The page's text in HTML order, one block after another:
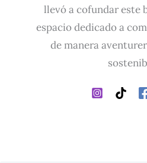
llevó a cofundar este
espacio dedicado a
de manera